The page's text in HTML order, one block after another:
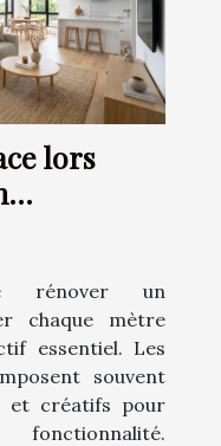
lors
rénover un
chaque mètre
essentiel. Les
souvent
et créatifs pour